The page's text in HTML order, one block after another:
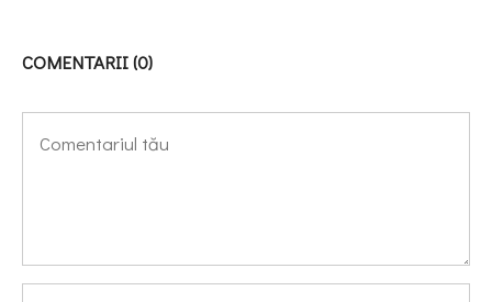
COMENTARII (0)